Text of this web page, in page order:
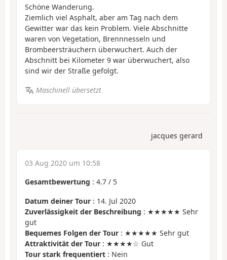
Schöne Wanderung.
Ziemlich viel Asphalt, aber am Tag nach dem
Gewitter war das kein Problem. Viele Abschnitte
waren von Vegetation, Brennnesseln und
Brombeersträuchern überwuchert. Auch der
Abschnitt bei Kilometer 9 war überwuchert, also
sind wir der Straße gefolgt.
Maschinell übersetzt
jacques gerard
03 Aug 2020 um 10:58
Gesamtbewertung : 4.7 / 5
Datum deiner Tour : 14. Jul 2020
Zuverlässigkeit der Beschreibung : ★★★★★ Sehr
gut
Bequemes Folgen der Tour : ★★★★★ Sehr gut
Attraktivität der Tour : ★★★★☆ Gut
Tour stark frequentiert : Nein